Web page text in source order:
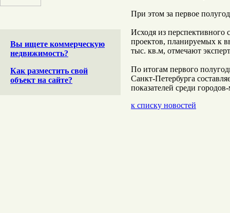
Вы ищете коммерческую
недвижимость?
Как разместить свой
объект на сайте?
При этом за первое
Исходя из перспективного
проектов, планируемых к
тыс. кв.м, отмечают
По итогам первого
Санкт-Петербурга
показателей среди
к списку новостей